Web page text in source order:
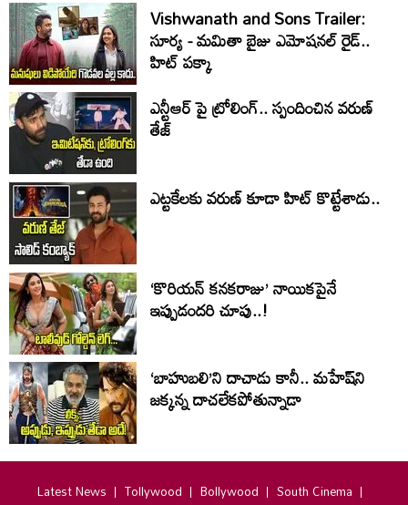
Vishwanath and Sons Trailer:
సూర్య - మమితా బైజు ఎమోషనల్ రైడ్..
హిట్ పక్కా
ఎన్టీఆర్ పై ట్రోలింగ్.. స్పందించిన వరుణ్
తేజ్
ఎట్టకేలకు వరుణ్ కూడా హిట్ కొట్టేశాడు..
‘కొరియన్ కనకరాజు’ నాయికపైనే
ఇప్పుడందరి చూపు..!
‘బాహుబలి’ని దాచాడు కానీ.. మహేష్‌ని
జక్కన్న దాచలేకపోతున్నాడా
Latest News Tollywood Bollywood
South Cinema